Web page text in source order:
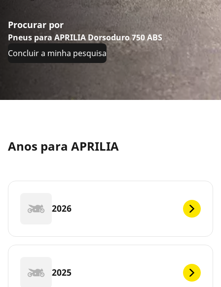
Procurar por
Pneus para APRILIA Dorsoduro 750 ABS
Concluir a minha pesquisa
Anos para APRILIA
2026
2025